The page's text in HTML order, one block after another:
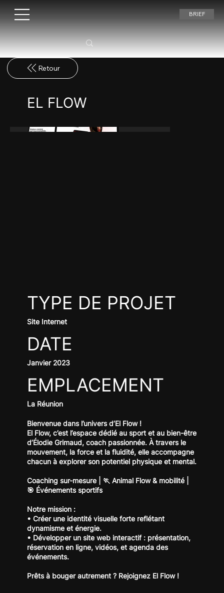
BRIEF
Retour
EL FLOW
TYPE DE PROJET
Site Internet
DATE
Janvier 2023
EMPLACEMENT
La Réunion
Bienvenue dans l’univers d’El Flow !
El Flow, c’est l’espace dédié au sport et au bien-être
d’Élodie Grimaud, coach passionnée. À travers le
mouvement, la force et la fluidité, elle accompagne
chacun à explorer son potentiel physique et mental.
Coaching sur-mesure | 🏃 Animal Flow & mobilité |
🎯 Événements sportifs
Notre mission :
• Créer une identité visuelle forte reflétant
dynamisme et énergie.
• Développer un site web interactif : présentation,
réservation en ligne, vidéos, et agenda des
événements.
Prêts à bouger autrement ? Rejoignez El Flow !